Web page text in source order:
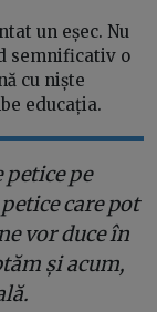
un eșec. Nu
semnificativ o
cu niște
educația.
pe
care pot
vor duce în
și acum,